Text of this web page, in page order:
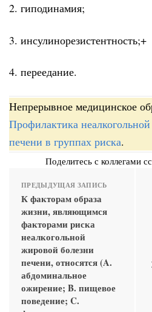
2. гиподинамия;
3. инсулинорезистентность;+
4. переедание.
Непрерывное медицинское
Профилактика
печени в группах риска.
Поделитесь с коллегами
ПРЕДЫДУЩАЯ ЗАПИСЬ
К факторам образа
жизни, являющимся
факторами риска
неалкогольной
жировой болезни
печени, относятся (A.
абдоминальное
ожирение; B. пищевое
поведение; C.